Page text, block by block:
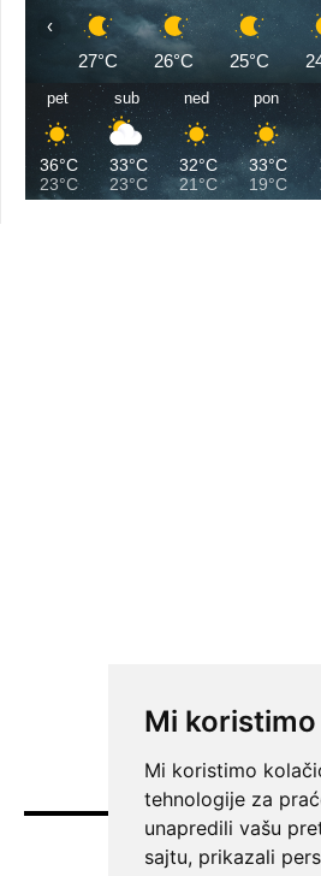
Mi
Mi koristimo
tehnologije za
unapredili vašu
sajtu, prikazali
27°C 26°C 25°C
‹
pet
36°C
23°C
sub
33°C
23°C
ned
32°C
21°C
pon
33°C
19°C
K-013